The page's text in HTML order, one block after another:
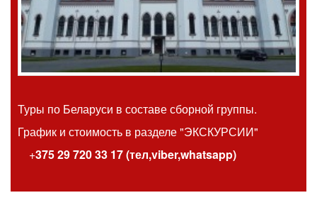
Туры по Беларуси в составе сборной группы.
График и стоимость в разделе "ЭКСКУРСИИ"
+375 29 720 33 17 (тел,viber,whatsapp)